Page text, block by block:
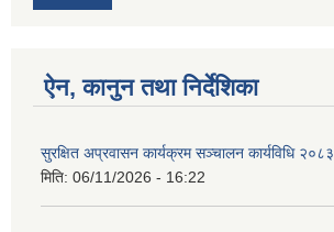
ऐन, कानुन तथा निर्देशिका
सुरक्षित अप्रवासन कार्यक्रम सञ्चालन कार्यविधि २०८३
मिति: 06/11/2026 - 16:22